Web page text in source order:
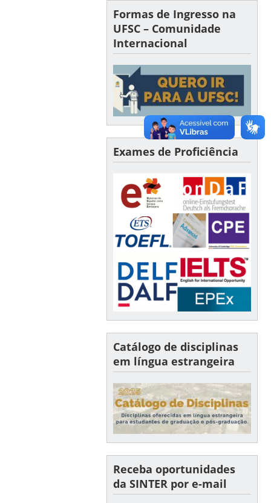
Formas de Ingresso na
UFSC – Comunidade
Internacional
Exames de Proficiência
Catálogo de disciplinas
em língua estrangeira
Receba oportunidades
da SINTER por e-mail